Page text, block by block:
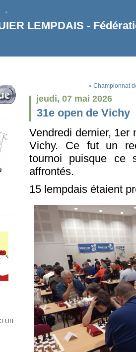
LEMPDAIS -
« Championnat
jeudi, 07 mai 2026
31e open de Vichy
Vendredi dernier, 1er
Vichy. Ce fut un
tournoi puisque ce
affrontés.
15 lempdais étaient